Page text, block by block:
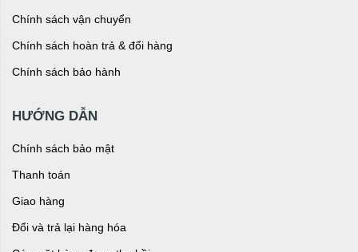
Chính sách vận chuyển
Chính sách hoàn trả & đổi hàng
Chính sách bảo hành
HƯỚNG DẪN
Chính sách bảo mật
Thanh toán
Giao hàng
Đổi và trả lại hàng hóa